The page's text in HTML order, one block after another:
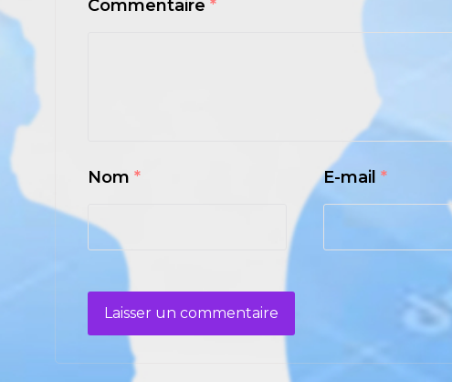
Commentaire *
Nom * E-mail *